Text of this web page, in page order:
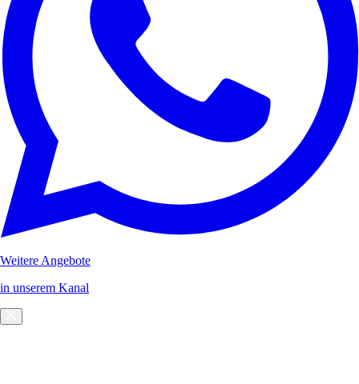
Weitere Angebote
in unserem Kanal